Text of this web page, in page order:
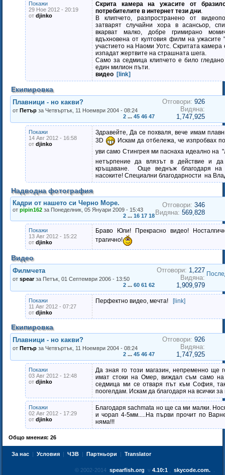
Покажи
29 Ное 2012 - 20:19
от djinko
Скрита камера на ужасите от
потребителите в интернет тези дни.
В клипчето, разпространено от
затварят случайни хора в асансьор,
вкарват малко, добре гримирано
вдъхновена от култовия филм на ужасите
участието на Наоми Уотс. Скритата камера
изпадат жертвите на страшната шега.
Само за седмица клипчето е било
един милион пъти.
видео [link]
Екипировка
Плавници - но какви? Отговори: 926
Видяна:
1,747,925
от Петърза Четвъртък, 11 Ноември 2004 - 08:24
2... 45 46 47
Покажи
14 Авг 2012 - 16:58
от djinko
Здравейте, Да се похваля, вече имам
3D
Искам да отбележа, че изпробвах
уви само Стингрея ми паснаха идеално на
нетърпение да влязът в действие и да
кръщаване. Още веднъж благодаря на
насоките! Специални благодарности на
Надводна фотография
Кадри от нашето си Черно Море. Отговори: 346
Видяна: 569,828
от pipin162за Понеделник, 05 Януари 2009 - 15:43
2... 16 17 18
Покажи
13 Авг 2012 - 15:22
от djinko
Браво Юли! Прекрасно видео!
трагично!
Видео
Филмчета Отговори: 1,227
Видяна:
1,909,979
от spearза Петък, 01 Септември 2006 - 13:50
2... 60 61 62
Покажи
11 Авг 2012 - 07:27
от djinko
Перфектно видео, мечта! [link]
Екипировка
Плавници - но какви? Отговори: 926
Видяна:
1,747,925
от Петърза Четвъртък, 11 Ноември 2004 - 08:24
2... 45 46 47
Покажи
03 Авг 2012 - 12:48
от djinko
Да зная го този магазин, непременно ще
имат стоки на Омер, виждал съм само
седмица ми се отваря път към София,
поогелдам. Искам да благодаря на всички
Покажи
02 Авг 2012 - 17:29
от djinko
Благодаря sachmata но ще са ми малки.
и чорап 4-5мм.....На първи прочит по
няма!!!
Общо мнения: 26
За нас | Условия | ЧЗВ | Партньори | Translator
© 2002-2014 spearfish.org v 4.10:1 skycode.com.